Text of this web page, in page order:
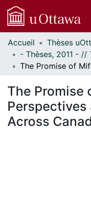
Communautés
et collections
Parcourir
À propos
Accueil
The Promise
Perspectives
Across